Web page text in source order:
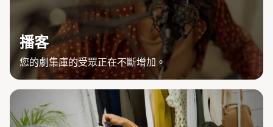
播客
您的劇集庫的受眾正在不斷增加。